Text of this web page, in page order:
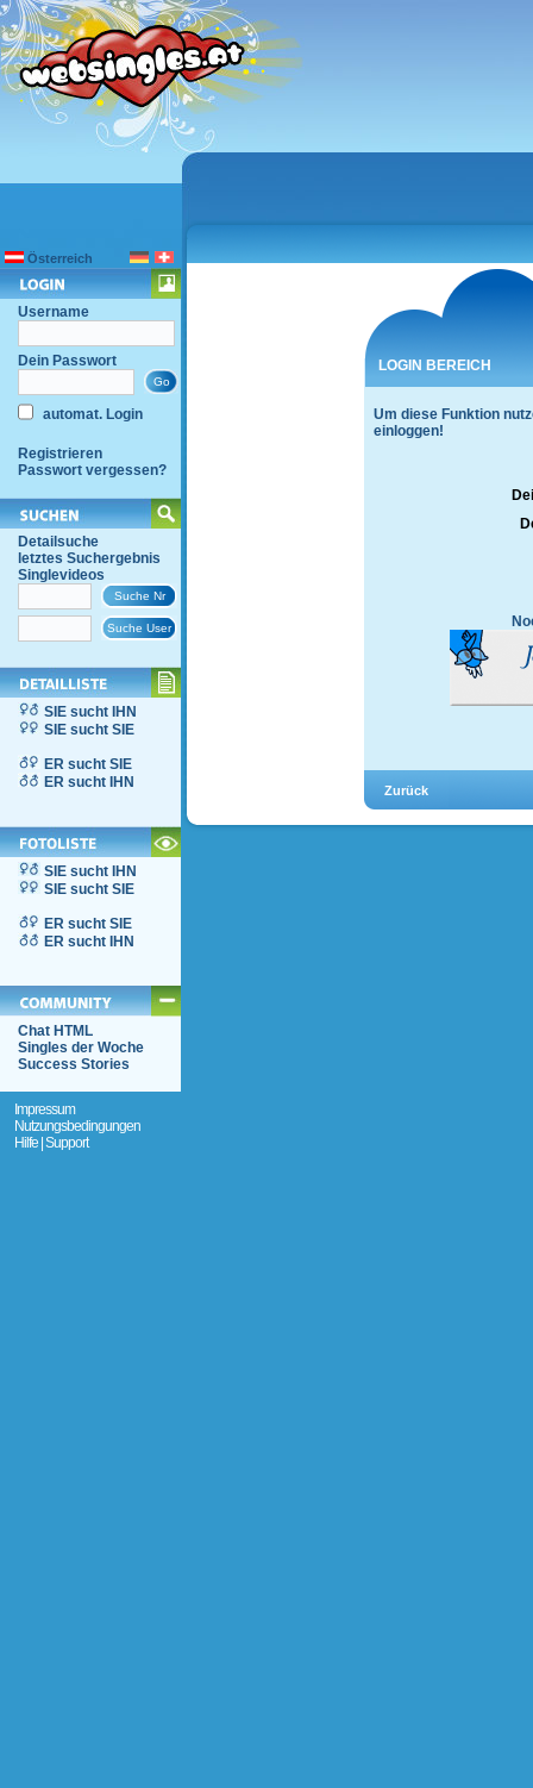
Österreich
Username
Dein Passwort
automat. Login
Registrieren
Passwort vergessen?
Detailsuche
letztes Suchergebnis
Singlevideos
SIE sucht IHN
SIE sucht SIE
ER sucht SIE
ER sucht IHN
SIE sucht IHN
SIE sucht SIE
ER sucht SIE
ER sucht IHN
Chat HTML
Singles der Woche
Success Stories
Impressum
Nutzungsbedingungen
Hilfe | Support
LOGIN BEREICH
Um diese Funktion
einloggen!